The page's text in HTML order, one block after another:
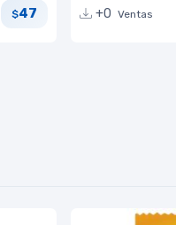
$47
+0 Ventas